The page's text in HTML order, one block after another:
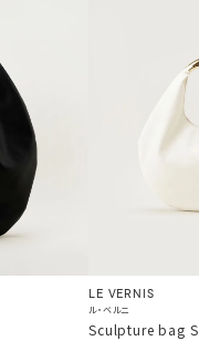
LE VERNIS
ル・ベルニ
Sculpture bag S